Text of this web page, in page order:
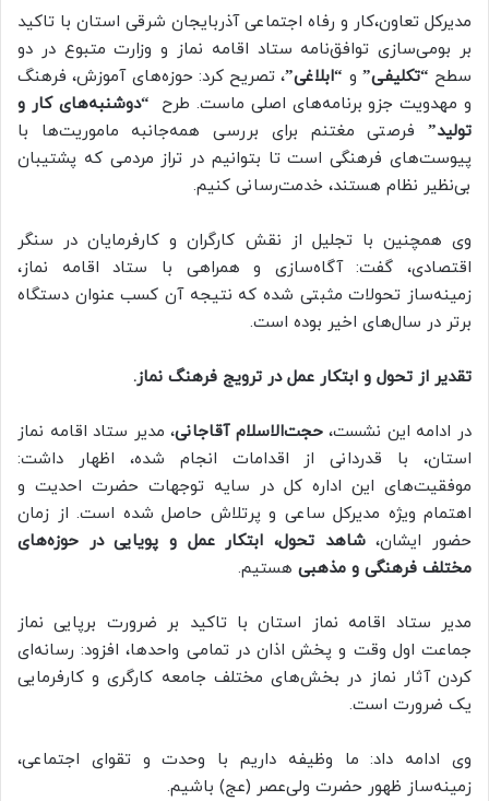
مدیرکل تعاون،کار و رفاه اجتماعی آذربایجان شرقی استان با تاکید
بر بومی‌سازی توافق‌نامه ستاد اقامه نماز و وزارت متبوع در دو
سطح “تکلیفی” و “ابلاغی”، تصریح کرد: حوزه‌های آموزش، فرهنگ
و مهدویت جزو برنامه‌های اصلی ماست. طرح “دوشنبه‌های کار و
تولید” فرصتی مغتنم برای بررسی همه‌جانبه ماموریت‌ها با
پیوست‌های فرهنگی است تا بتوانیم در تراز مردمی که پشتیبان
بی‌نظیر نظام هستند، خدمت‌رسانی کنیم.
وی همچنین با تجلیل از نقش کارگران و کارفرمایان در سنگر
اقتصادی، گفت: آگاه‌سازی و همراهی با ستاد اقامه نماز،
زمینه‌ساز تحولات مثبتی شده که نتیجه آن کسب عنوان دستگاه
برتر در سال‌های اخیر بوده است.
تقدیر از تحول و ابتکار عمل در ترویج فرهنگ نماز.
در ادامه این نشست،حجت‌الاسلام آقاجانی، مدیر ستاد اقامه نماز
استان، با قدردانی از اقدامات انجام شده، اظهار داشت:
موفقیت‌های این اداره کل در سایه توجهات حضرت احدیت و
اهتمام ویژه مدیرکل ساعی و پرتلاش حاصل شده است. از زمان
حضور ایشان،شاهد تحول، ابتکار عمل و پویایی در حوزه‌های
مختلف فرهنگی و مذهبی هستیم.
مدیر ستاد اقامه نماز استان با تاکید بر ضرورت برپایی نماز
جماعت اول وقت و پخش اذان در تمامی واحدها، افزود: رسانه‌ای
کردن آثار نماز در بخش‌های مختلف جامعه کارگری و کارفرمایی
یک ضرورت است.
وی ادامه داد: ما وظیفه داریم با وحدت و تقوای اجتماعی،
زمینه‌ساز ظهور حضرت ولی‌عصر (عج) باشیم.